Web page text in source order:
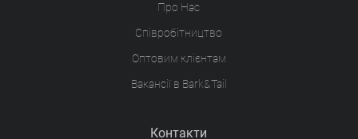
Про Нас
Співробітництво
Оптовим клієнтам
Вакансії в Bark&Tail
Контакти